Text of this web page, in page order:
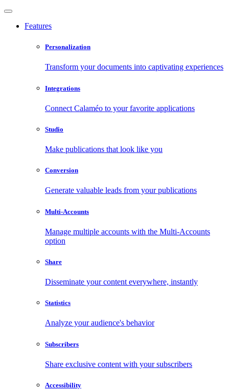
Features
Personalization
Transform your documents into captivating experiences
Integrations
Connect Calaméo to your favorite applications
Studio
Make publications that look like you
Conversion
Generate valuable leads from your publications
Multi-Accounts
Manage multiple accounts with the Multi-Accounts
option
Share
Disseminate your content everywhere, instantly
Statistics
Analyze your audience's behavior
Subscribers
Share exclusive content with your subscribers
Accessibility